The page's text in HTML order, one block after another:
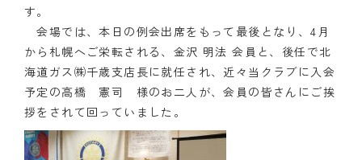
案内
例会場・事務局の案内
リンク集
情報公開
す。
会場では、本日の例会出席をもって最後となり、4月
から札幌へご栄転される、金沢 明法 会員と、後任で北
海道ガス㈱千歳支店長に就任され、近々当クラブに入会
予定の高橋 憲司 様のお二人が、会員の皆さんにご挨
拶をされて回っていました。